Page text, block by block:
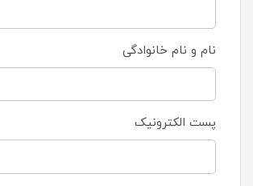
نام و نام خانوادگی
پست الکترونیک